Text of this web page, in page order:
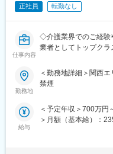
円～）
ー』（年収1,500万円
へステップアップして
■事業内容：
と温かみのある支援
展開しております。
正社員 転勤なし
仕事内容
◇介護業界でのご経験
業者としてトップク
■業務内容：【変更の
大阪、兵庫を中心に全
などを幅広く手がけ
ます。
勤務地
＜勤務地詳細＞関西
禁煙
給与
＜予定年収＞700万円
＞月額（基本給）：